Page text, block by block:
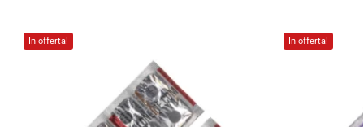
In offerta! In offerta!